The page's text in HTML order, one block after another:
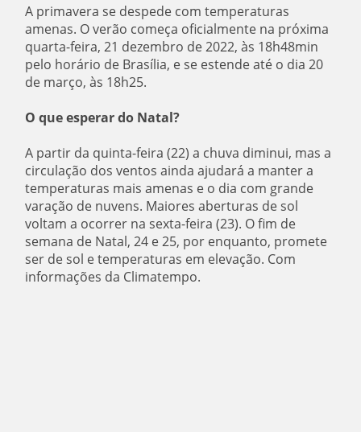
A primavera se despede com temperaturas
amenas. O verão começa oficialmente na próxima
quarta-feira, 21 dezembro de 2022, às 18h48min
pelo horário de Brasília, e se estende até o dia 20
de março, às 18h25.
O que esperar do Natal?
A partir da quinta-feira (22) a chuva diminui, mas a
circulação dos ventos ainda ajudará a manter a
temperaturas mais amenas e o dia com grande
varação de nuvens. Maiores aberturas de sol
voltam a ocorrer na sexta-feira (23). O fim de
semana de Natal, 24 e 25, por enquanto, promete
ser de sol e temperaturas em elevação. Com
informações da Climatempo.